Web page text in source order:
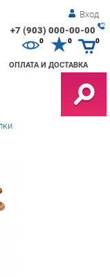
Вход
+7 (903) 000-00-00
ОПЛАТА И ДОСТАВКА
0 0